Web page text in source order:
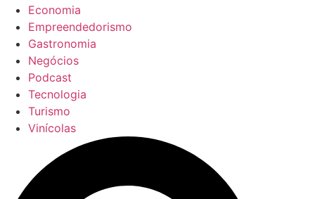
Economia
Empreendedorismo
Gastronomia
Negócios
Podcast
Tecnologia
Turismo
Vinícolas